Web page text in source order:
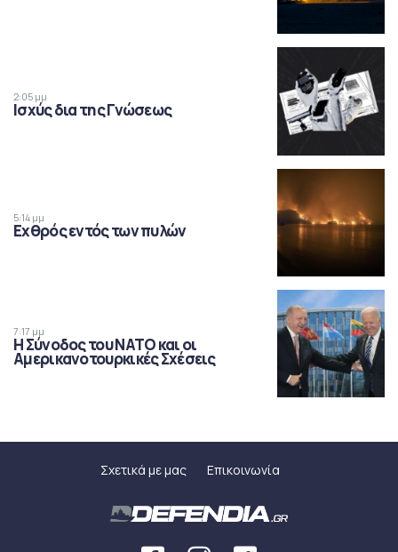
2:05 μμ
Ισχύς δια της Γνώσεως
5:14 μμ
Εχθρός εντός των πυλών
7:17 μμ
Η Σύνοδος του ΝΑΤΟ και οι
Αμερικανοτουρκικές Σχέσεις
Σχετικά με μας Επικοινωνία